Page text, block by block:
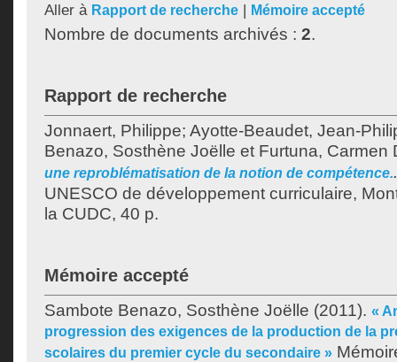
Aller à Rapport de recherche | Mémoire accepté
Nombre de documents archivés : 2.
Rapport de recherche
Jonnaert, Philippe; Ayotte-Beaudet, Jean-
Benazo, Sosthène Joëlle et Furtuna, Carmen
une reproblématisation de la notion de compétence..
UNESCO de développement curriculaire,
la CUDC, 40 p.
Mémoire accepté
Sambote Benazo, Sosthène Joëlle (2011). «
progression des exigences de la production de la
scolaires du premier cycle du secondaire »